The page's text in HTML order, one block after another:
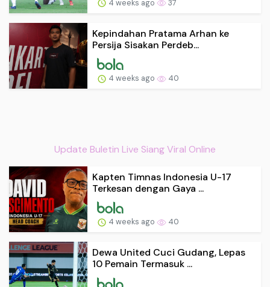
4 weeks ago 37
Kepindahan Pratama Arhan ke
Persija Sisakan Perdeb...
4 weeks ago 40
Update Buletin Live Siang Viral Online
Kapten Timnas Indonesia U-17
Terkesan dengan Gaya ...
4 weeks ago 40
Dewa United Cuci Gudang, Lepas
10 Pemain Termasuk ...